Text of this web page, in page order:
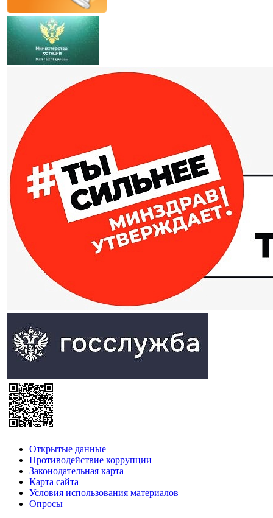
Открытые данные
Противодействие коррупции
Законодательная карта
Карта сайта
Условия использования материалов
Опросы